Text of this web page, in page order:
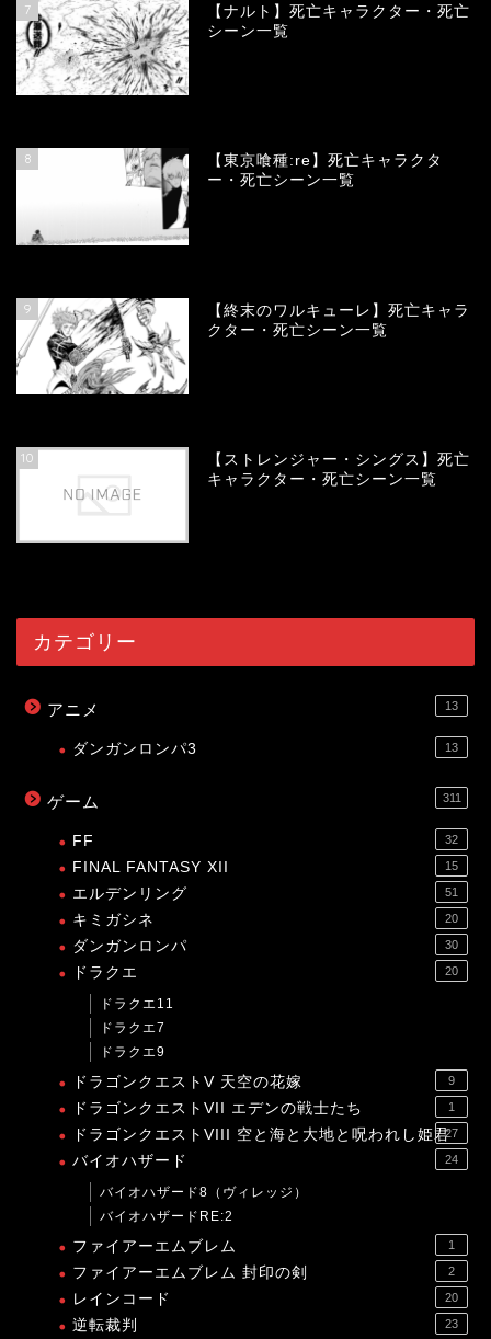
7
【ナルト】死亡キャラクター・死亡
シーン一覧
8
【東京喰種:re】死亡キャラクタ
ー・死亡シーン一覧
9
【終末のワルキューレ】死亡キャラ
クター・死亡シーン一覧
10
【ストレンジャー・シングス】死亡
キャラクター・死亡シーン一覧
カテゴリー
アニメ 13
ダンガンロンパ3 13
ゲーム 311
FF 32
FINAL FANTASY XII 15
エルデンリング 51
キミガシネ 20
ダンガンロンパ 30
ドラクエ 20
ドラクエ11
ドラクエ7
ドラクエ9
ドラゴンクエストV 天空の花嫁 9
ドラゴンクエストVII エデンの戦士たち 1
ドラゴンクエストVIII 空と海と大地と呪われし姫君27
バイオハザード 24
バイオハザード8（ヴィレッジ）
バイオハザードRE:2
ファイアーエムブレム 1
ファイアーエムブレム 封印の剣 2
レインコード 20
逆転裁判 23